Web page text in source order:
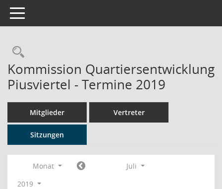
Toggle navigation
Rechercheauswahl
Kommission Quartiersentwicklung
Piusviertel - Termine 2019
Mitglieder Vertreter
Sitzungen
Monat
Juli
2019